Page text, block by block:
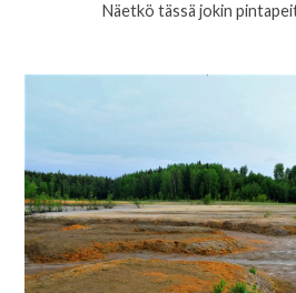
Näetkö tässä jokin